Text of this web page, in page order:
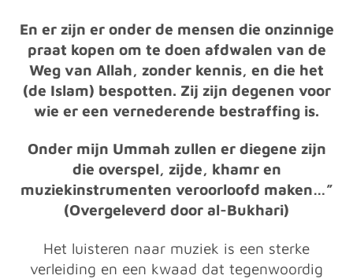
En er zijn er onder de mensen die onzinnige
praat kopen om te doen afdwalen van de
Weg van Allah, zonder kennis, en die het
(de Islam) bespotten. Zij zijn degenen voor
wie er een vernederende bestraffing is.
Onder mijn Ummah zullen er diegene zijn
die overspel, zijde, khamr en
muziekinstrumenten veroorloofd maken…”
(Overgeleverd door al-Bukhari)
Het luisteren naar muziek is een sterke
verleiding en een kwaad dat tegenwoordig